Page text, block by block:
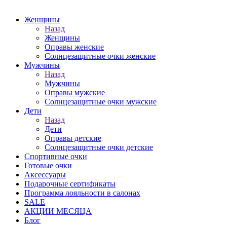
Женщины
Назад
Женщины
Оправы женские
Солнцезащитные очки женские
Мужчины
Назад
Мужчины
Оправы мужские
Солнцезащитные очки мужские
Дети
Назад
Дети
Оправы детские
Солнцезащитные очки детские
Спортивные очки
Готовые очки
Аксессуары
Подарочные сертификаты
Программа лояльности в салонах
SALE
АКЦИИ МЕСЯЦА
Блог